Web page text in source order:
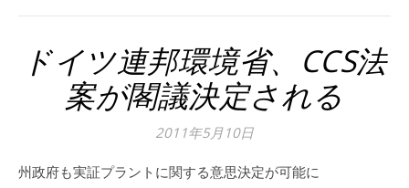
ドイツ連邦環境省、CCS法
案が閣議決定される
2011年5月10日
州政府も実証プラントに関する意思決定が可能に